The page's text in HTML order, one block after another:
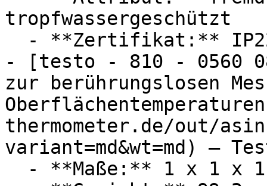
tropfwassergeschützt
- [testo - 810 - 0560
zur berührungslosen
thermometer.de/out/
variant=md&wt=md) —